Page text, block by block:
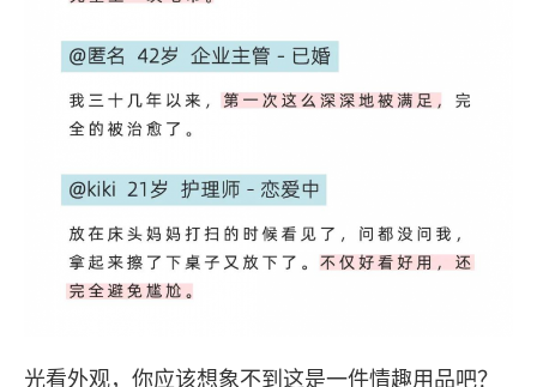
光看外观，你应该想象不到这是一件情趣用品吧？